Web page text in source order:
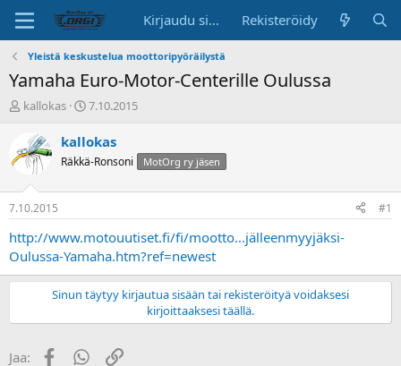
Kirjaudu sisään Rekisteröidy
Yleistä keskustelua moottoripyöräilystä
Yamaha Euro-Motor-Centerille Oulussa
K
k
u
s
t
e
l
u
n
a
t
kallokas
A
o
t
p
ä
v
ä
7.10.2015
kallokas
Räkkä-Ronsoni MotOrg ry jäsen
7.10.2015 #1
http://www.motouutiset.fi/fi/mootto...jälleenmyyjäksi-
Oulussa-Yamaha.htm?ref=newest
Sinun täytyy kirjautua sisään tai rekisteröityä voidaksesi
kirjoittaaksesi täällä.
Jaa: FacebookWhatsApp
Linkki